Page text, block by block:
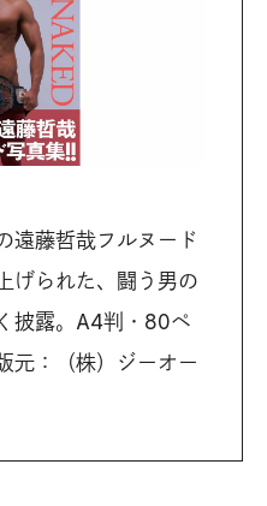
遠藤哲哉フルヌード
げられた、闘う男の
披露。A4判・80ペ
元：（株）ジーオー